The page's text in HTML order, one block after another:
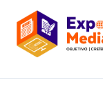
contenido